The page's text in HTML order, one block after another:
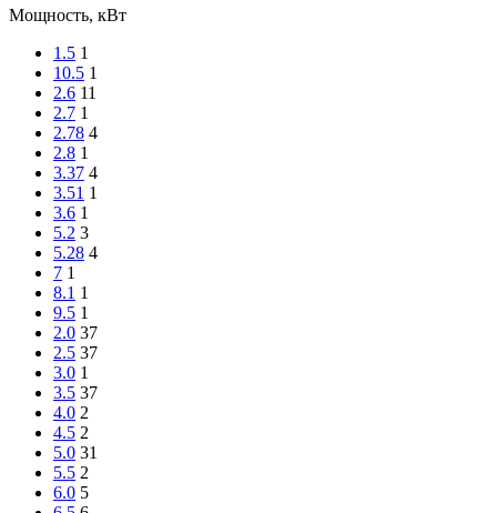
Мощность, кВт
1.5 1
10.5 1
2.6 11
2.7 1
2.78 4
2.8 1
3.37 4
3.51 1
3.6 1
5.2 3
5.28 4
7 1
8.1 1
9.5 1
2.0 37
2.5 37
3.0 1
3.5 37
4.0 2
4.5 2
5.0 31
5.5 2
6.0 5